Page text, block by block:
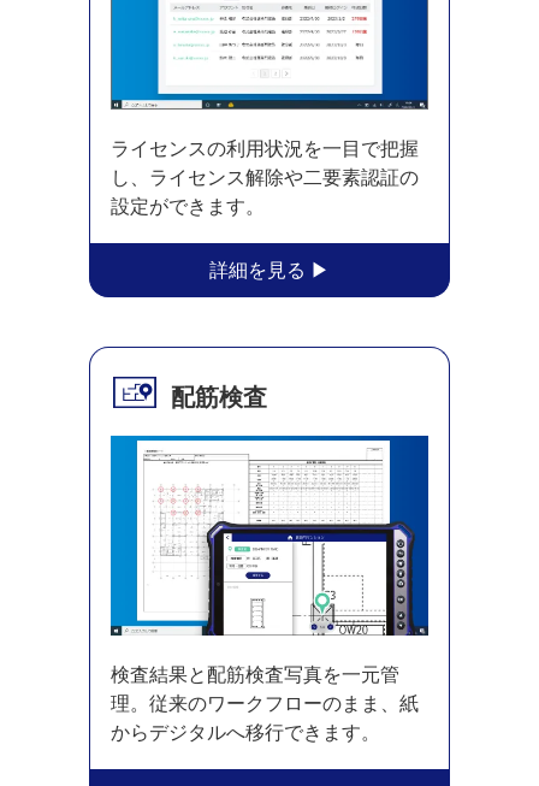
ライセンスの利用状況を一目で把握
し、ライセンス解除や二要素認証の
設定ができます。
配筋検査
検査結果と配筋検査写真を一元管
理。従来のワークフローのまま、紙
からデジタルへ移行できます。